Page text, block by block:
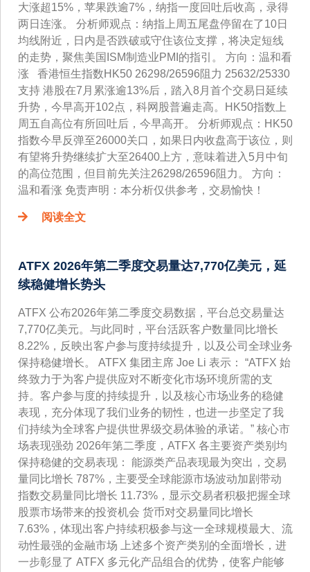
大涨超15%，苹果跌逾7%，纳指一度回吐后收高，录得
两日连涨。 分析师观点：纳指上周五尾盘停留在了10日
均线附近，日内是否跌破或守住该位支撑，将决定短线
的走势，聚焦美国ISM制造业PMI的指引。 方向：温和看
涨 香港恒生指数HK50 26298/26596阻力 25632/25330
支持 港股在7月累涨逾13%后，踏入8月首个交易日延续
升势，今早高开102点，科网股普遍走高。HK50指数上
周五自高位有所回吐后，今早高开。 分析师观点：HK50
指数今早反弹至26000关口，如果日内收盘高于该位，则
有望将升势继续扩大至26400上方，意味着进入5月中旬
的高位范围，但目前先关注26298/26596阻力。 方向：
温和看涨 免责声明：本分析仅供参考，交易愉快！
阅读全文
ATFX 2026年第二季度交易量达7,770亿美元，延
续稳健增长势头
ATFX 公布2026年第二季度交易数据，平台总交易量达
7,770亿美元。与此同时，平台活跃客户数量同比增长
8.22%，反映出客户参与度持续提升，以及公司全球业务
保持稳健增长。 ATFX 集团主席 Joe Li 表示： “ATFX 始
终致力于为客户提供应对不断变化市场环境所需的支
持。客户参与度的持续提升，以及核心市场业务的稳健
表现，充分体现了我们业务的韧性，也进一步坚定了我
们持续为全球客户提供世界级交易体验的承诺。” 核心市
场表现强劲 2026年第二季度，ATFX 各主要资产类别均
保持稳健的交易表现： 能源类产品表现最为突出，交易
量同比增长 787%，主要受全球能源市场波动加剧带动
指数交易量同比增长 11.73%，显示交易者积极把握全球
股票市场带来的投资机会 货币对交易量同比增长
7.63%，体现出客户持续积极参与这一全球规模最大、流
动性最强的金融市场 上述多个资产类别的全面增长，进
一步彰显了 ATFX 多元化产品组合的优势，使客户能够